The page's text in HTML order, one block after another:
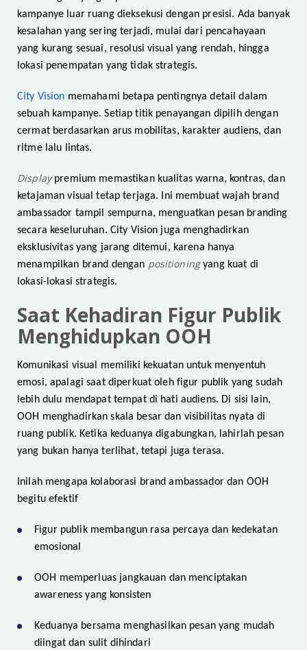
kampanye luar ruang dieksekusi dengan presisi. Ada banyak
kesalahan yang sering terjadi, mulai dari pencahayaan
yang kurang sesuai, resolusi visual yang rendah, hingga
lokasi penempatan yang tidak strategis.
City Vision memahami betapa pentingnya detail dalam
sebuah kampanye. Setiap titik penayangan dipilih dengan
cermat berdasarkan arus mobilitas, karakter audiens, dan
ritme lalu lintas.
Displaypremium memastikan kualitas warna, kontras, dan
ketajaman visual tetap terjaga. Ini membuat wajah brand
ambassador tampil sempurna, menguatkan pesan branding
secara keseluruhan. City Vision juga menghadirkan
eksklusivitas yang jarang ditemui, karena hanya
menampilkan brand dengan positioningyang kuat di
lokasi-lokasi strategis.
Saat Kehadiran Figur Publik
Menghidupkan OOH
Komunikasi visual memiliki kekuatan untuk menyentuh
emosi, apalagi saat diperkuat oleh figur publik yang sudah
lebih dulu mendapat tempat di hati audiens. Di sisi lain,
OOH menghadirkan skala besar dan visibilitas nyata di
ruang publik. Ketika keduanya digabungkan, lahirlah pesan
yang bukan hanya terlihat, tetapi juga terasa.
Inilah mengapa kolaborasi brand ambassador dan OOH
begitu efektif
Figur publik membangun rasa percaya dan kedekatan
emosional
OOH memperluas jangkauan dan menciptakan
awareness yang konsisten
Keduanya bersama menghasilkan pesan yang mudah
diingat dan sulit dihindari